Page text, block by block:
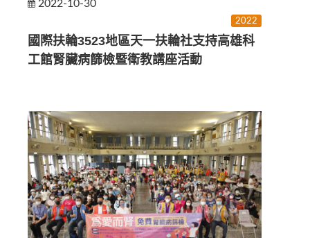
2022-10-30
2022
國際扶輪3523地區天一扶輪社支持高雄科
工館腎臟病篩檢暨衛教講座活動